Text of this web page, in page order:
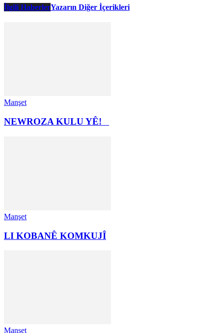
İlgili HaberlerYazarın Diğer İçerikleri
Manşet
NEWROZA KULU YÊ!
Manşet
LI KOBANÊ KOMKUJÎ
Manşet